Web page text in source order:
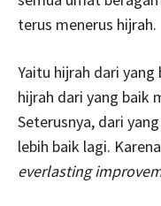
terus menerus hijrah.
Yaitu hijrah dari yang
hijrah dari yang baik
Seterusnya, dari
lebih baik lagi.
everlasting